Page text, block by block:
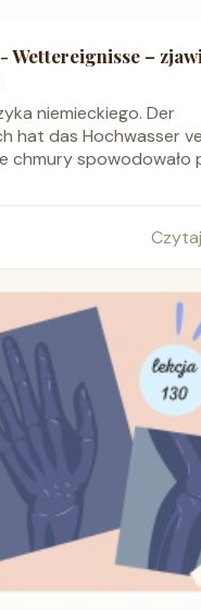
Wettereignisse –
niemieckiego. Der
hat das Hochwasser
chmury spowodowało